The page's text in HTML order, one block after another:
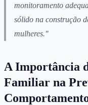
monitoramento
sólido na construção
mulheres."
A Importância
Familiar na